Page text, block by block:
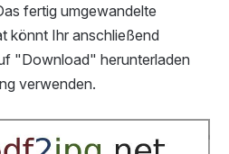
fertig umgewandelte
könnt Ihr anschließend
"Download" herunterladen
verwenden.